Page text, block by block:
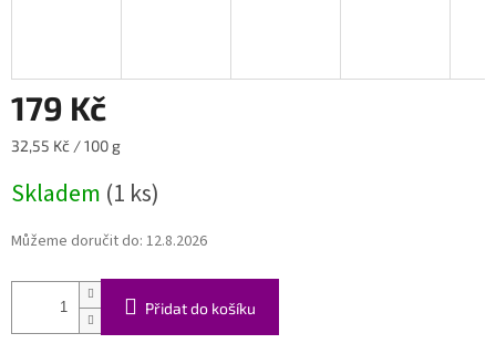
179 Kč
Měrná
32,55 Kč / 100 g
Skladem (1 ks)
Můžeme doručit do: 12.8.2026
Přidat do košíku